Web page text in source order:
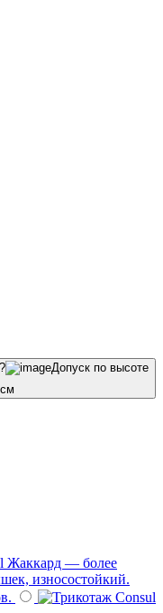
Допуск по высоте
Жаккард — более
износостойкий.